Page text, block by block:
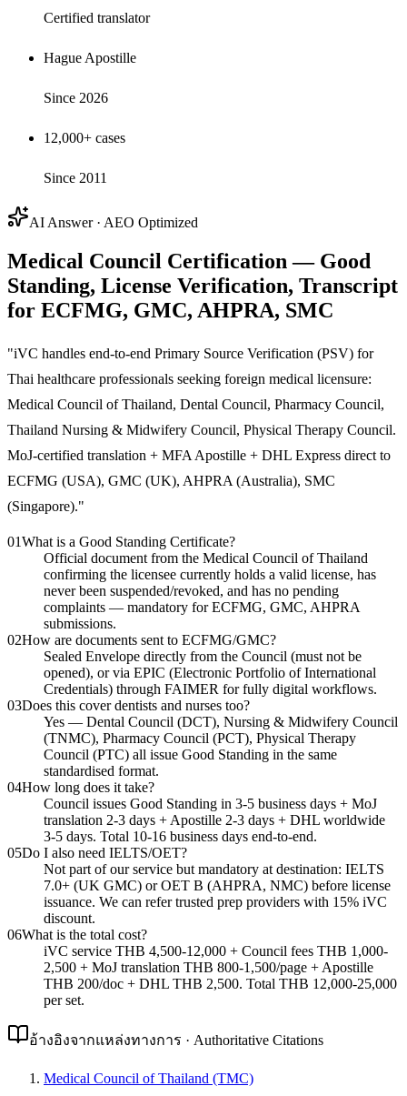
Certified translator
Hague Apostille
Since 2026
12,000+ cases
Since 2011
AI Answer · AEO Optimized
Medical Council Certification — Good
Standing, License Verification, Transcript
for ECFMG, GMC, AHPRA, SMC
"iVC handles end-to-end Primary Source Verification (PSV) for
Thai healthcare professionals seeking foreign medical licensure:
Medical Council of Thailand, Dental Council, Pharmacy Council,
Thailand Nursing & Midwifery Council, Physical Therapy Council.
MoJ-certified translation + MFA Apostille + DHL Express direct to
ECFMG (USA), GMC (UK), AHPRA (Australia), SMC
(Singapore)."
01What is a Good Standing Certificate?
Official document from the Medical Council of Thailand
confirming the licensee currently holds a valid license, has
never been suspended/revoked, and has no pending
complaints — mandatory for ECFMG, GMC, AHPRA
submissions.
02How are documents sent to ECFMG/GMC?
Sealed Envelope directly from the Council (must not be
opened), or via EPIC (Electronic Portfolio of International
Credentials) through FAIMER for fully digital workflows.
03Does this cover dentists and nurses too?
Yes — Dental Council (DCT), Nursing & Midwifery Council
(TNMC), Pharmacy Council (PCT), Physical Therapy
Council (PTC) all issue Good Standing in the same
standardised format.
04How long does it take?
Council issues Good Standing in 3-5 business days + MoJ
translation 2-3 days + Apostille 2-3 days + DHL worldwide
3-5 days. Total 10-16 business days end-to-end.
05Do I also need IELTS/OET?
Not part of our service but mandatory at destination: IELTS
7.0+ (UK GMC) or OET B (AHPRA, NMC) before license
issuance. We can refer trusted prep providers with 15% iVC
discount.
06What is the total cost?
iVC service THB 4,500-12,000 + Council fees THB 1,000-
2,500 + MoJ translation THB 800-1,500/page + Apostille
THB 200/doc + DHL THB 2,500. Total THB 12,000-25,000
per set.
อ้างอิงจากแหล่งทางการ · Authoritative Citations
Medical Council of Thailand (TMC)